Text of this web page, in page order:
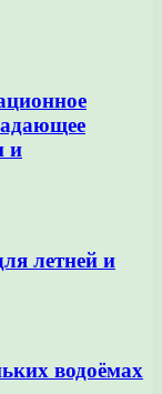
и
летней и
водоёмах